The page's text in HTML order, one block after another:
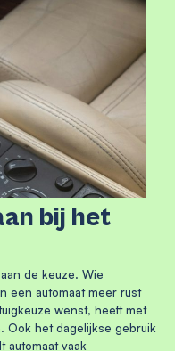
bij het
de keuze. Wie
een automaat meer rust
wenst, heeft met
Ook het dagelijkse gebruik
automaat vaak